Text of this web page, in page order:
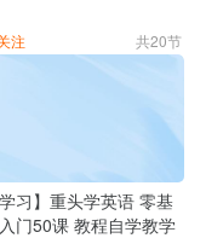
注 共20节
学习】重头学英语 零基
门50课 教程自学教学